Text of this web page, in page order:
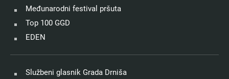
Međunarodni festival pršuta
Top 100 GGD
EDEN
Službeni glasnik Grada Drniša